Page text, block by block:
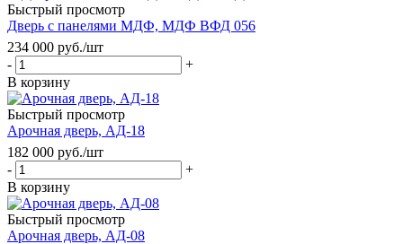
Быстрый просмотр
Дверь с панелями МДФ, МДФ ВФД 056
234 000 руб./шт
-
+
В корзину
Быстрый просмотр
Арочная дверь, АД-18
182 000 руб./шт
-
+
В корзину
Быстрый просмотр
Арочная дверь, АД-08